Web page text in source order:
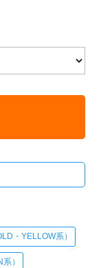
・YELLOW系）
）